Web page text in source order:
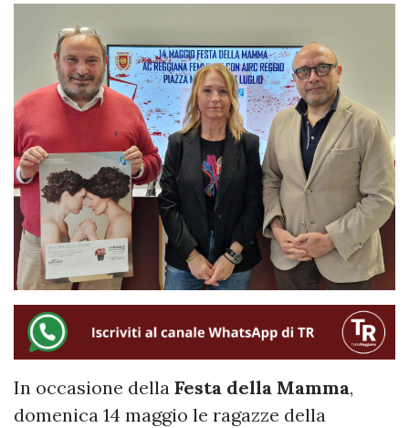
In occasione della Festa della Mamma,
domenica 14 maggio le ragazze della